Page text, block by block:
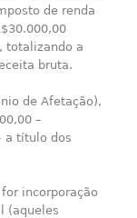
de renda
totalizando a
bruta.
de Afetação),
–
a título dos
incorporação
(aqueles